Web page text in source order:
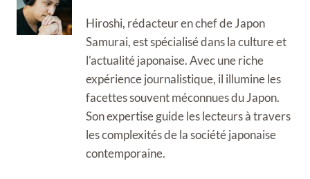
Hiroshi, rédacteur en chef de Japon
Samurai, est spécialisé dans la culture et
l'actualité japonaise. Avec une riche
expérience journalistique, il illumine les
facettes souvent méconnues du Japon.
Son expertise guide les lecteurs à travers
les complexités de la société japonaise
contemporaine.